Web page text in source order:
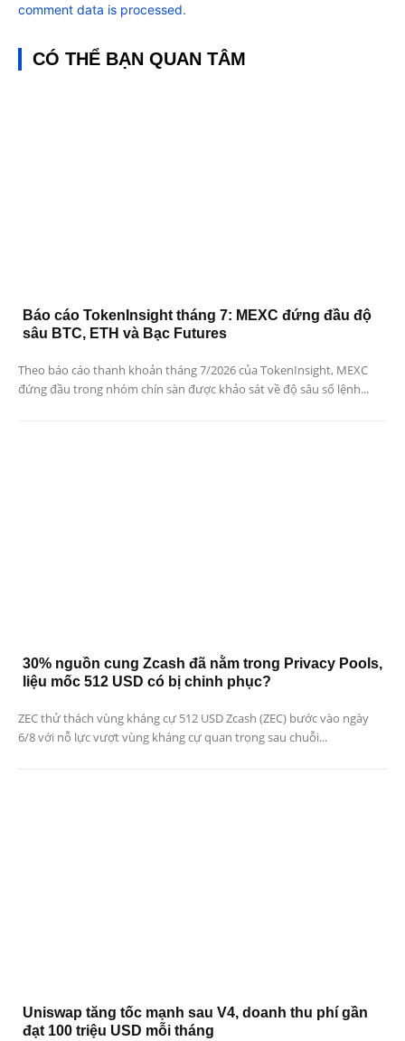
comment data is processed.
CÓ THỂ BẠN QUAN TÂM
Báo cáo TokenInsight tháng 7: MEXC đứng đầu độ
sâu BTC, ETH và Bạc Futures
Theo báo cáo thanh khoản tháng 7/2026 của TokenInsight, MEXC
đứng đầu trong nhóm chín sàn được khảo sát về độ sâu sổ lệnh...
30% nguồn cung Zcash đã nằm trong Privacy Pools,
liệu mốc 512 USD có bị chinh phục?
ZEC thử thách vùng kháng cự 512 USD Zcash (ZEC) bước vào ngày
6/8 với nỗ lực vượt vùng kháng cự quan trọng sau chuỗi...
Uniswap tăng tốc mạnh sau V4, doanh thu phí gần
đạt 100 triệu USD mỗi tháng